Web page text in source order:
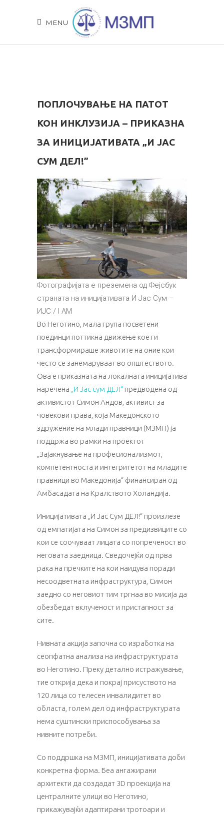
MENU
ПОПЛОЧУВАЊЕ НА ПАТОТ
КОН ИНКЛУЗИЈА – ПРИКАЗНА
ЗА ИНИЦИЈАТИВАТА „И ЈАС
СУМ ДЕЛ!”
Фотографијата е преземена од Фејсбук
страната на иницијативата И Јас Сум –
ИЈС / I AM
Во Неготино, мала група посветени
поединци поттикна движење кое ги
трансформираше животите на оние кои
често се занемаруваат во општеството.
Ова е приказната на локалната иницијатива
наречена „И Јас сум ДЕЛ“ предводена од
активистот Симон Андов, активист за
човекови права, која Македонското
здружение на млади правници (МЗМП) ја
поддржа во рамки на проектот
„Зајакнување на професионализмот,
компетентноста и интегритетот на младите
правници во Македонија“ финансиран од
Амбасадата на Кралството Холандија.
Иницијативата „И Јас Сум ДЕЛ!“ произлезе
од емпатијата на Симон за предизвиците со
кои се соочуваат лицата со попреченост во
неговата заедница. Сведочејќи од прва
рака на пречките на кои наидува поради
несоодветната инфраструктура, Симон
заедно со неговиот тим тргнаа во мисија да
обезбедат вклученост и пристапност за
сите.
Нивната акција започна со изработка на
сеопфатна анализа на инфраструктурата
во Неготино. Преку детално истражување,
тие открија дека и покрај присуството на
120 лица со телесен инвалидитет во
областа, голем дел од инфраструктурата
нема суштински приспособувања за
нивните потреби.
Со поддршка на МЗМП, иницијативата доби
конкретна форма. Беа ангажирани
архитекти да создадат 3D проекција на
централните улици во Неготино,
прикажувајќи адаптирани тротоари и